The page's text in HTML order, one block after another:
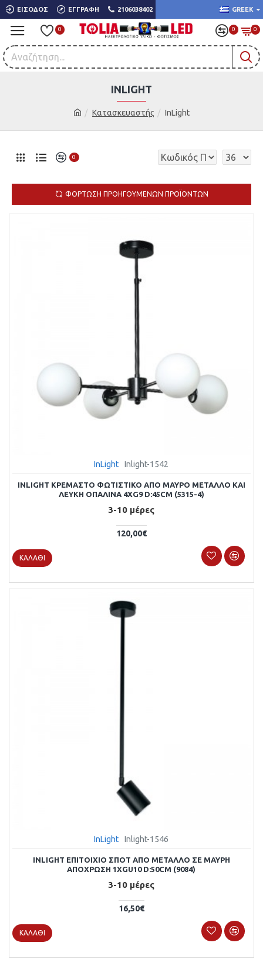
ΕΊΣΟΔΟΣ ΕΓΓΡΑΦΉ 2106038402 GREEK
0 0 0
Κατασκευαστής InLight
INLIGHT
0
ΦΌΡΤΩΣΗ ΠΡΟΗΓΟΎΜΕΝΩΝ ΠΡΟΪΌΝΤΩΝ
InLight Inlight-1542
INLIGHT ΚΡΕΜΑΣΤΌ ΦΩΤΙΣΤΙΚΌ ΑΠΌ ΜΑΎΡΟ ΜΈΤΑΛΛΟ ΚΑΙ
ΛΕΥΚΉ ΟΠΑΛΊΝΑ 4XG9 D:45CM (5315-4)
3-10 μέρες
120,00€
ΚΑΛΆΘΙ
InLight Inlight-1546
INLIGHT ΕΠΙΤΟΊΧΙΟ ΣΠΟΤ ΑΠΌ ΜΈΤΑΛΛΟ ΣΕ ΜΑΎΡΗ
ΑΠΌΧΡΩΣΗ 1XGU10 D:50CM (9084)
3-10 μέρες
16,50€
ΚΑΛΆΘΙ